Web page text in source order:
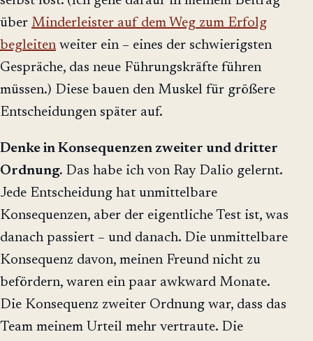
über Minderleister auf dem Weg zum Erfolg
begleitenweiter ein – eines der schwierigsten
Gespräche, das neue Führungskräfte führen
müssen.) Diese bauen den Muskel für größere
Entscheidungen später auf.
Denke in Konsequenzen zweiter und dritter
Ordnung. Das habe ich von Ray Dalio gelernt.
Jede Entscheidung hat unmittelbare
Konsequenzen, aber der eigentliche Test ist, was
danach passiert – und danach. Die unmittelbare
Konsequenz davon, meinen Freund nicht zu
befördern, waren ein paar awkward Monate.
Die Konsequenz zweiter Ordnung war, dass das
Team meinem Urteil mehr vertraute. Die